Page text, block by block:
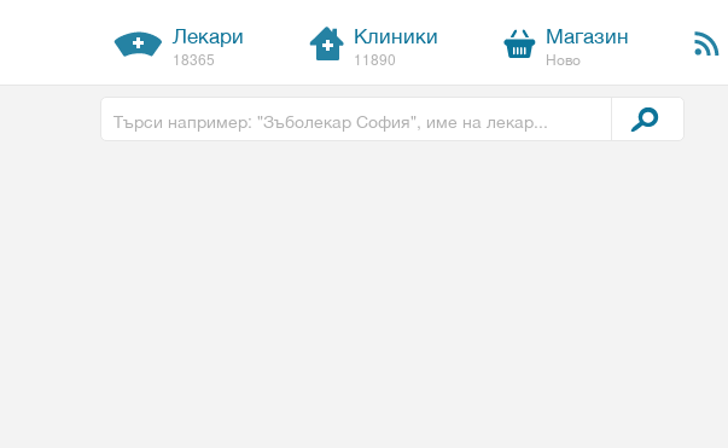
Лекари
18365
Клиники
11890
Магазин
Ново